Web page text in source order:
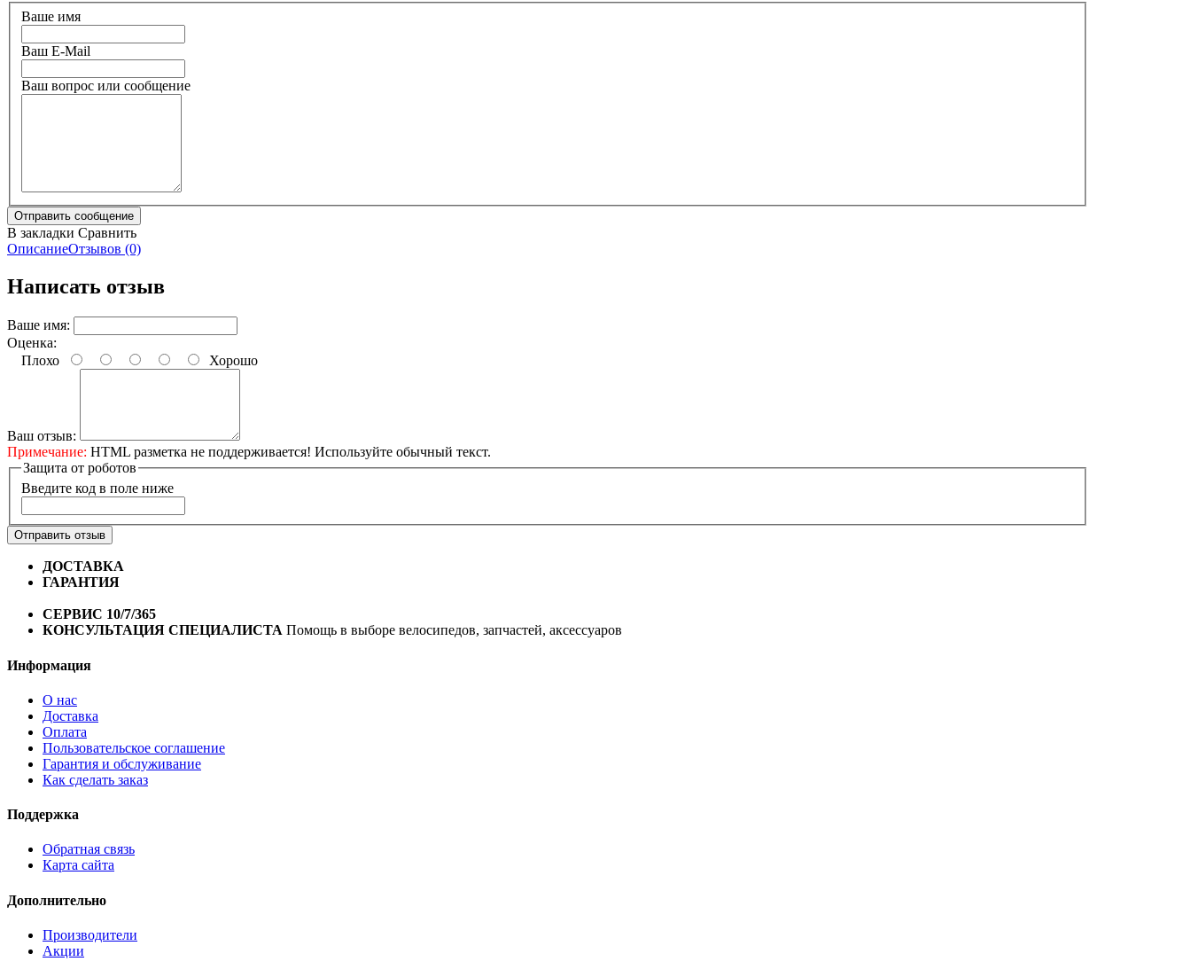
Ваше имя
Ваш E-Mail
Ваш вопрос или сообщение
В закладки Сравнить
ОписаниеОтзывов (0)
Написать отзыв
Ваше имя:
Оценка:
Плохо
Хорошо
Ваш отзыв:
Примечание: HTML разметка не поддерживается! Используйте обычный текст.
Защита от роботов
Введите код в поле ниже
Отправить отзыв
ДОСТАВКА
ГАРАНТИЯ
СЕРВИС 10/7/365
КОНСУЛЬТАЦИЯ СПЕЦИАЛИСТА Помощь в выборе велосипедов, запчастей, аксессуаров
Информация
О нас
Доставка
Оплата
Пользовательское соглашение
Гарантия и обслуживание
Как сделать заказ
Поддержка
Обратная связь
Карта сайта
Дополнительно
Производители
Акции